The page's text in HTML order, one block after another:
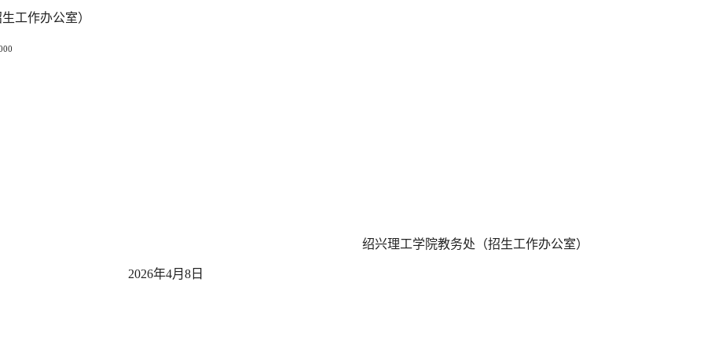
工作办公室）
绍兴理工学院教务处（招生工作办公室）
2026年4月8日